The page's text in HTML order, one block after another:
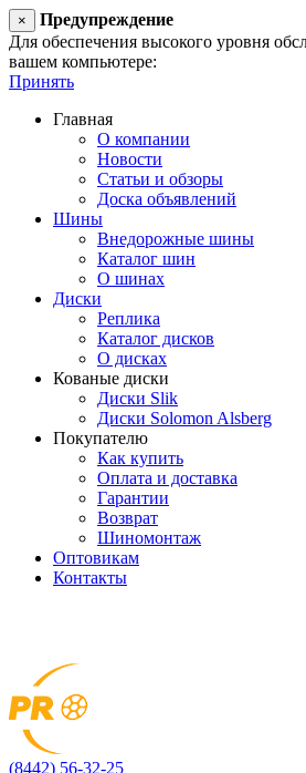
×
Предупреждение
Для обеспечения высокого уровня
вашем компьютере:
Принять
Главная
О компании
Новости
Статьи и обзоры
Доска объявлений
Шины
Внедорожные шины
Каталог шин
О шинах
Диски
Реплика
Каталог дисков
О дисках
Кованые диски
Диски Slik
Диски Solomon Alsberg
Покупателю
Как купить
Оплата и доставка
Гарантии
Возврат
Шиномонтаж
Оптовикам
Контакты
(8442) 56-32-25